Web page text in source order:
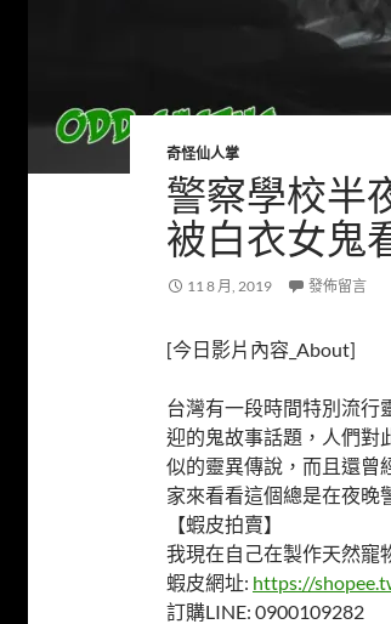
奇怪仙人掌
警察學校半
被白衣女鬼
11 8 月, 2019 發佈留言
[今日影片內容_About]
台灣有一段時間特別流行
迎的鬼故事話題，人們對
似的靈異傳說，而且還曾
家來看看這個總是在夜晚
【蝦皮拍賣】
我現在自己在製作天然寵
蝦皮網址: https://
訂購LINE: 0900109282